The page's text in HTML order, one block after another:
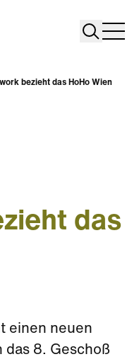
Search
bezieht das HoHo Wien
das
einen neuen
das 8. Geschoß